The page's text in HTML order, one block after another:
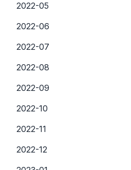
2022-05
2022-06
2022-07
2022-08
2022-09
2022-10
2022-11
2022-12